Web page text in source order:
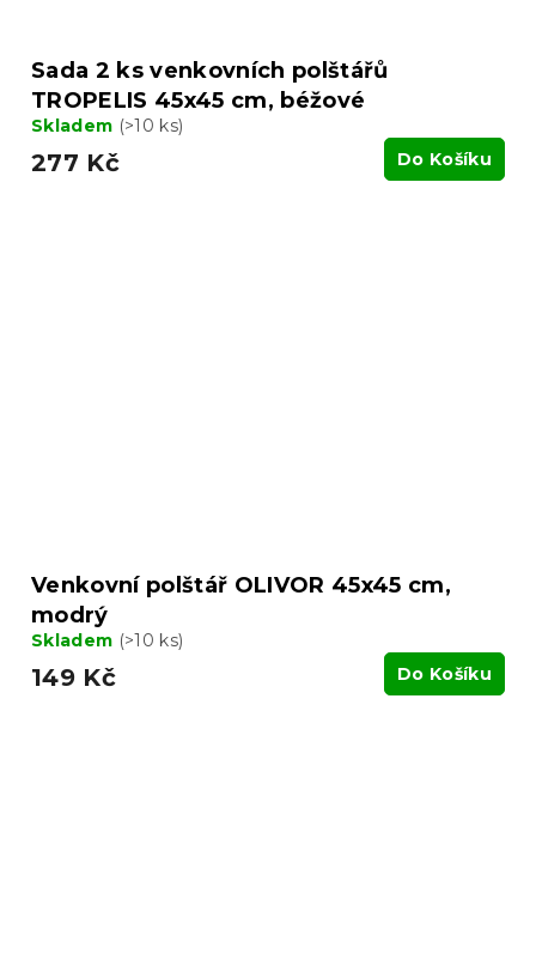
Sada 2 ks venkovních polštářů
TROPELIS 45x45 cm, béžové
Skladem (>10 ks)
277 Kč Do Košíku
Venkovní polštář OLIVOR 45x45 cm,
modrý
Skladem (>10 ks)
149 Kč Do Košíku